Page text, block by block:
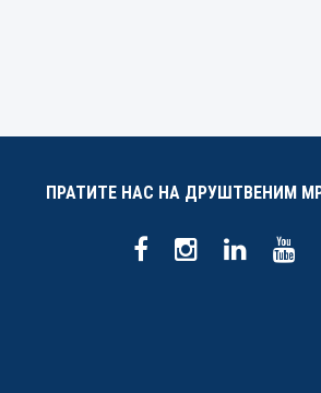
ПРАТИТЕ НАС НА ДРУШТВЕНИМ